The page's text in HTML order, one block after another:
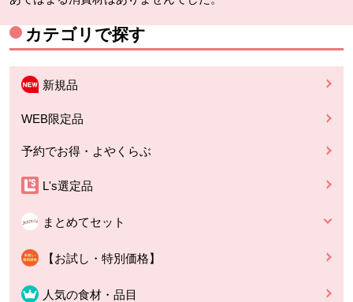
カテゴリで探す
新規品
WEB限定品
予約でお得・よやくらぶ
L's選定品
まとめてセット
【お試し・特別価格】
人気の食材・品目